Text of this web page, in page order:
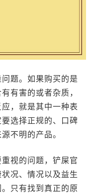
题。如果购买的是
有害的或者杂质，
，就是其中一种表
选择正规的、口碑
不明的产品。
视的问题，铲屎官
况、情况以及益生
只有找到真正的原